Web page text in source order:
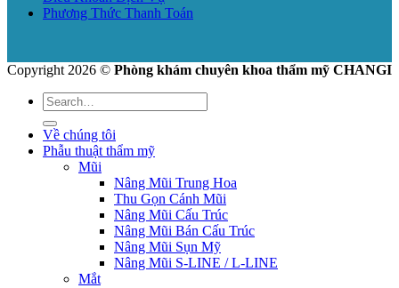
Phương Thức Thanh Toán
Copyright 2026 © Phòng khám chuyên khoa thẩm mỹ CHANGI
Về chúng tôi
Phẫu thuật thẩm mỹ
Mũi
Nâng Mũi Trung Hoa
Thu Gọn Cánh Mũi
Nâng Mũi Cấu Trúc
Nâng Mũi Bán Cấu Trúc
Nâng Mũi Sụn Mỹ
Nâng Mũi S-LINE / L-LINE
Mắt